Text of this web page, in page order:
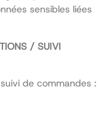
sensibles liées
/ SUIVI
de commandes :